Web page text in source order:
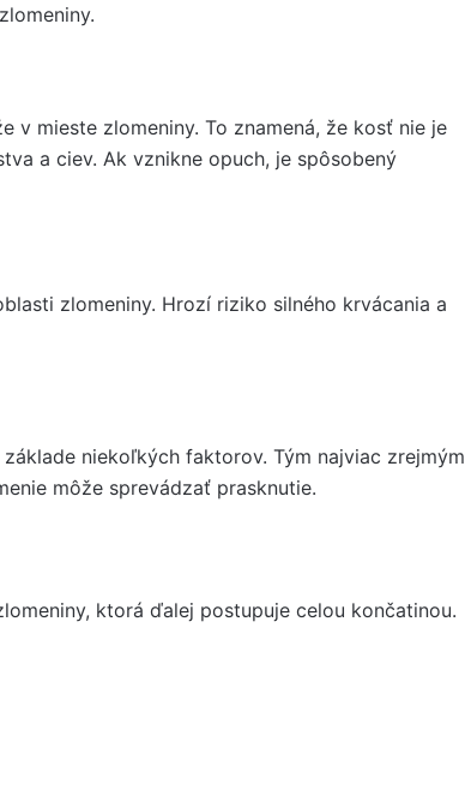
v mieste zlomeniny. To znamená, že kosť nie je
a ciev. Ak vznikne opuch, je spôsobený
zlomeniny. Hrozí riziko silného krvácania a
niekoľkých faktorov. Tým najviac zrejmým
môže sprevádzať prasknutie.
ktorá ďalej postupuje celou končatinou.